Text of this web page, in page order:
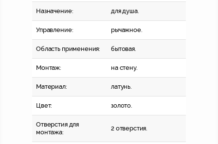
Назначение: для душа.
Управление: рычажное.
Область применения: бытовая.
Монтаж: на стену.
Материал: латунь.
Цвет: золото.
Отверстия для
монтажа:
2 отверстия.